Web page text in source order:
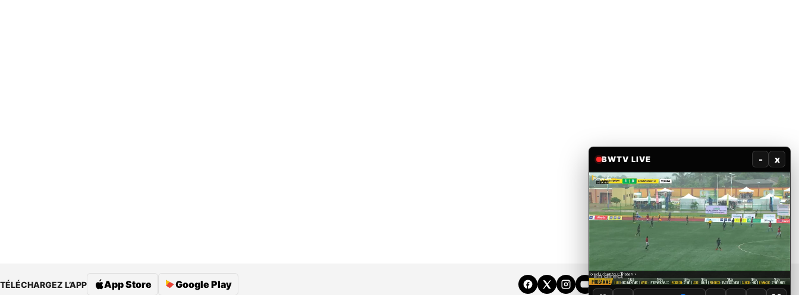
TÉLÉCHARGEZ L’APP App Store Google Play
BWTV LIVE - x
En direct